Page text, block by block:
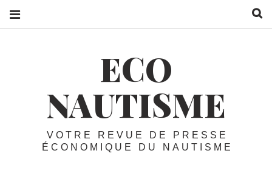
ECO
NAUTISME
VOTRE REVUE DE PRESSE
ÉCONOMIQUE DU NAUTISME